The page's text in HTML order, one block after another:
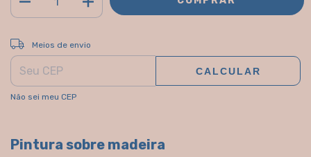
Entregas para o CEP:
Meios de envio
CALCULAR
Não sei meu CEP
Pintura sobre madeira